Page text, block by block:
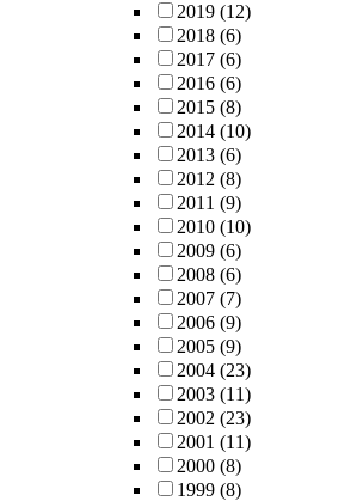
2019 (12)
2018 (6)
2017 (6)
2016 (6)
2015 (8)
2014 (10)
2013 (6)
2012 (8)
2011 (9)
2010 (10)
2009 (6)
2008 (6)
2007 (7)
2006 (9)
2005 (9)
2004 (23)
2003 (11)
2002 (23)
2001 (11)
2000 (8)
1999 (8)